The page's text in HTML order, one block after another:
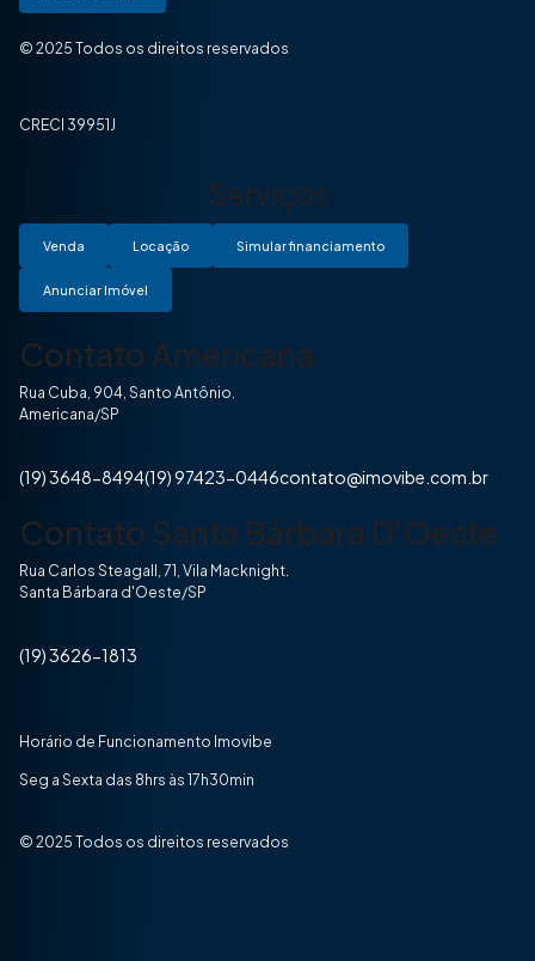
© 2025 Todos os direitos reservados
CRECI 39951J
Serviços
Venda Locação Simular financiamento
Anunciar Imóvel
Contato Americana
Rua Cuba, 904, Santo Antônio.
Americana/SP
(19) 3648-8494(19) 97423-0446contato@imovibe.com.br
Contato Santa Bárbara D'Oeste
Rua Carlos Steagall, 71, Vila Macknight.
Santa Bárbara d'Oeste/SP
(19) 3626-1813
Horário de Funcionamento Imovibe
Seg a Sexta das 8hrs às 17h30min
© 2025 Todos os direitos reservados